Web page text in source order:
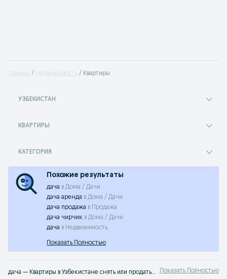
Главная Недвижимость Квартиры
УЗБЕКИСТАН
КВАРТИРЫ
КАТЕГОРИЯ
Похожие результаты
дача в Дома / Дачи
дача аренда в Дома / Дачи
дача продажа в
Продажа
дача чирчик в Дома / Дачи
дача в Недвижимость
Показать Полностью
дача — Квартиры в Узбекистане снять или продать ➤ Большой выбор предложений по выгодным ценам ☝ Найдите подходящий вариант без посредников на OLX.uz Показать Полностью